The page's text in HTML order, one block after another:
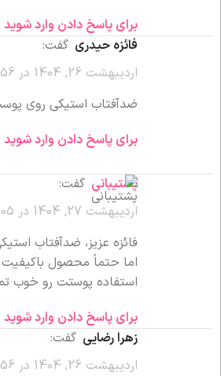
برای پاسخ دادن وارد شوید
فائزه حیدری گفت:
اردیبهشت 26, 1404 در 11:56 ب.ظ
ضدآفتاب استیکی روی
برای پاسخ دادن وارد شوید
پشتیبانی گفت:
اردیبهشت 27, 1404 در 12:05 ق.ظ
فائزه عزیز، ضدآفتاب
اما حتماً محصول
استفاده پوستت رو خوب
برای پاسخ دادن وارد شوید
زهرا رضایی گفت:
اردیبهشت 26, 1404 در 11:56 ب.ظ